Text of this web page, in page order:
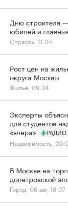
Дню строителя
юбилей и
Отрасль, 11:04
Рост цен на
округа Москвы
Жилье, 09:34
Эксперты
для студентов
«вчера»
РАДИО
Недвижимость,
В Москве на
допетровской
Город, 06 авг, 18:07